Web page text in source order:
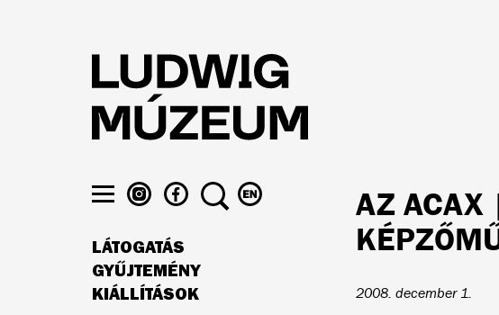
láthatósága
LUDWIG
MÚZEUM
INSTAGRAMON
LUDWIG
MÚZEUM
FACEBOOK-
ON
KERESÉSVÁLTÁS
ENGLISH
FŐ
NAVIGÁCIÓ
LÁTOGATÁS
GYŰJTEMÉNY
KIÁLLÍTÁSOK
AZ ACAX
2008. december 1.